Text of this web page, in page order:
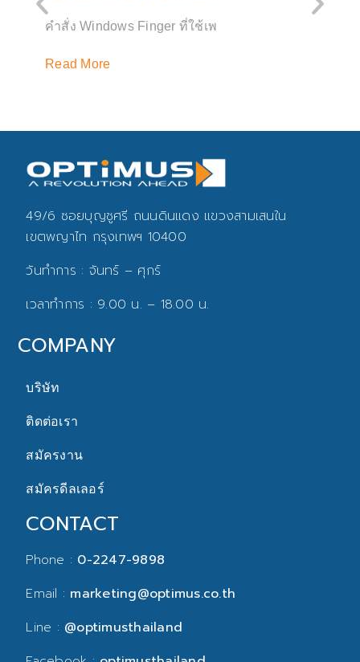
คำสั่ง Windows Finger ที่ใช้เพ
Read More
49/6 ซอยบุญชูศรี ถนนดินแดง แขวงสามเสนใน
เขตพญาไท กรุงเทพฯ 10400
วันทำการ : จันทร์ – ศุกร์
เวลาทำการ : 9.00 น. – 18.00 น.
COMPANY
บริษัท
ติดต่อเรา
สมัครงาน
สมัครดีลเลอร์
CONTACT
Phone : 0-2247-9898
Email : marketing@optimus.co.th
Line : @optimusthailand